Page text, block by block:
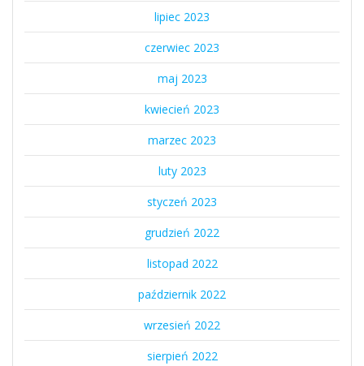
lipiec 2023
czerwiec 2023
maj 2023
kwiecień 2023
marzec 2023
luty 2023
styczeń 2023
grudzień 2022
listopad 2022
październik 2022
wrzesień 2022
sierpień 2022